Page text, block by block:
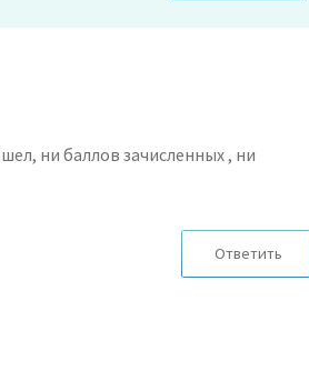
ни баллов зачисленных , ни
Ответить